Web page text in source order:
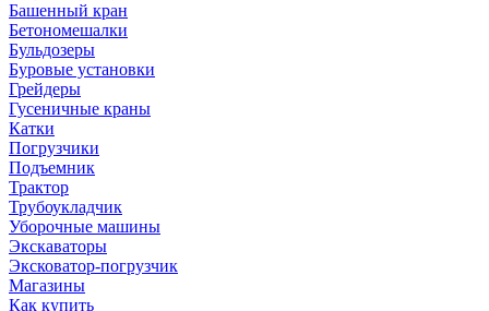
Башенный кран
Бетономешалки
Бульдозеры
Буровые установки
Грейдеры
Гусеничные краны
Катки
Погрузчики
Подъемник
Трактор
Трубоукладчик
Уборочные машины
Экскаваторы
Эксковатор-погрузчик
Магазины
Как купить